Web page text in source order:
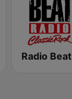
Radio Beat